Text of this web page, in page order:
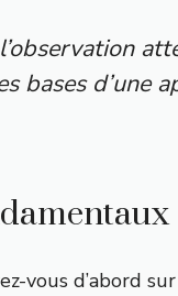
bases d’une
vous d’abord